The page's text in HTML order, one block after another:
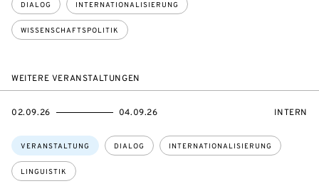
DIALOG INTERNATIONALISIERUNG
WISSENSCHAFTSPOLITIK
WEITERE VERANSTALTUNGEN
Themen:
VERANSTALTUNG DIALOG INTERNATIONALISIERUNG
LINGUISTIK
EVENTBEGINSON
02.09.26
EVENTENDSON 04.09.26 INTERN